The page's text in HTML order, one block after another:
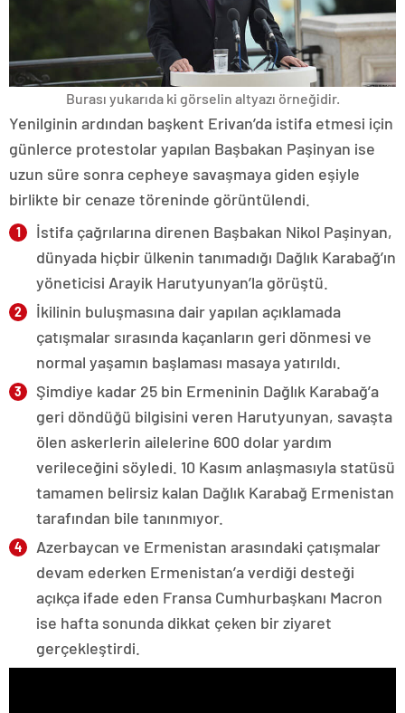
Burası yukarıda ki görselin altyazı örneğidir.
Yenilginin ardından başkent Erivan’da istifa etmesi için
günlerce protestolar yapılan Başbakan Paşinyan ise
uzun süre sonra cepheye savaşmaya giden eşiyle
birlikte bir cenaze töreninde görüntülendi.
İstifa çağrılarına direnen Başbakan Nikol Paşinyan,
dünyada hiçbir ülkenin tanımadığı Dağlık Karabağ’ın
yöneticisi Arayik Harutyunyan’la görüştü.
İkilinin buluşmasına dair yapılan açıklamada
çatışmalar sırasında kaçanların geri dönmesi ve
normal yaşamın başlaması masaya yatırıldı.
Şimdiye kadar 25 bin Ermeninin Dağlık Karabağ’a
geri döndüğü bilgisini veren Harutyunyan, savaşta
ölen askerlerin ailelerine 600 dolar yardım
verileceğini söyledi. 10 Kasım anlaşmasıyla statüsü
tamamen belirsiz kalan Dağlık Karabağ Ermenistan
tarafından bile tanınmıyor.
Azerbaycan ve Ermenistan arasındaki çatışmalar
devam ederken Ermenistan’a verdiği desteği
açıkça ifade eden Fransa Cumhurbaşkanı Macron
ise hafta sonunda dikkat çeken bir ziyaret
gerçekleştirdi.